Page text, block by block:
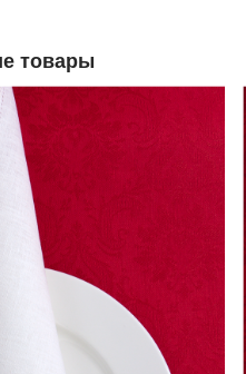
товары